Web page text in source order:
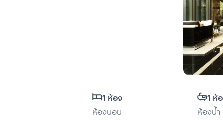
1 ห้อง
ห้องนอน
1 ห้
ห้องน้ำ